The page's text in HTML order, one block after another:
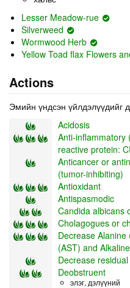
Lesser Meadow-rue
Silverweed
Wormwood Herb
Yellow Toad flax Flowers
Actions
Эмийн үндсэн үйлдэлүүдийг
Acidosis
Anti-inflammatory
reactive protein:
Anticancer or
(tumor-inhibiting)
Antioxidant
Antispasmodic
Candida albicans
Cholagogues or
Decrease
(AST) and
Decrease
Deobstruent
элэг, дэлүүний